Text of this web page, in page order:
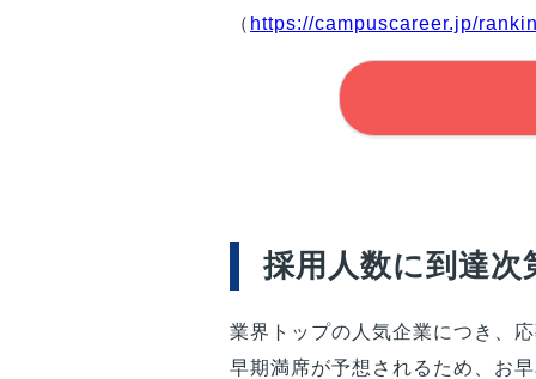
（ https://campuscareer.jp/
採用人数に到達
業界トップの人気企業につき、
早期満席が予想されるため、お